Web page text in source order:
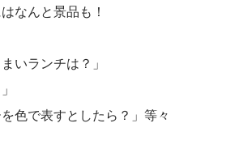
なんと景品も！
いランチは？」
色で表すとしたら？」等々